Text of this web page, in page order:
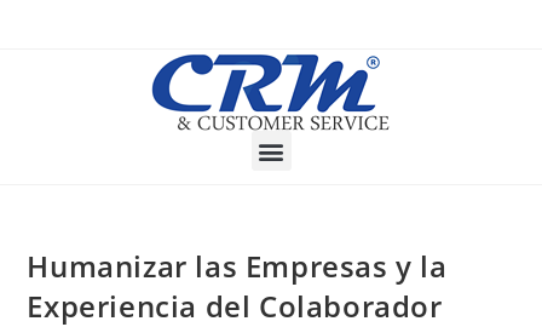
Humanizar las Empresas y la
Experiencia del Colaborador